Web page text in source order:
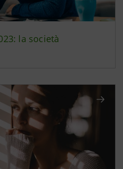
la società